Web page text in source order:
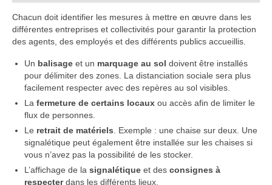
Chacun doit identifier les mesures à mettre en œuvre dans les
différentes entreprises et collectivités pour garantir la protection
des agents, des employés et des différents publics accueillis.
Un balisage et un marquage au sol doivent être installés
pour délimiter des zones. La distanciation sociale sera plus
facilement respecter avec des repères au sol visibles.
La fermeture de certains locaux ou accès afin de limiter le
flux de personnes.
Le retrait de matériels . Exemple : une chaise sur deux. Une
signalétique peut également être installée sur les chaises si
vous n’avez pas la possibilité de les stocker.
L’affichage de la signalétique et des consignes à
respecterdans les différents lieux.